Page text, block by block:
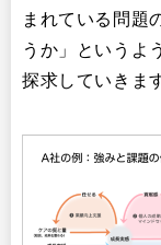
まれている問題
うか」というよ
探求していきま